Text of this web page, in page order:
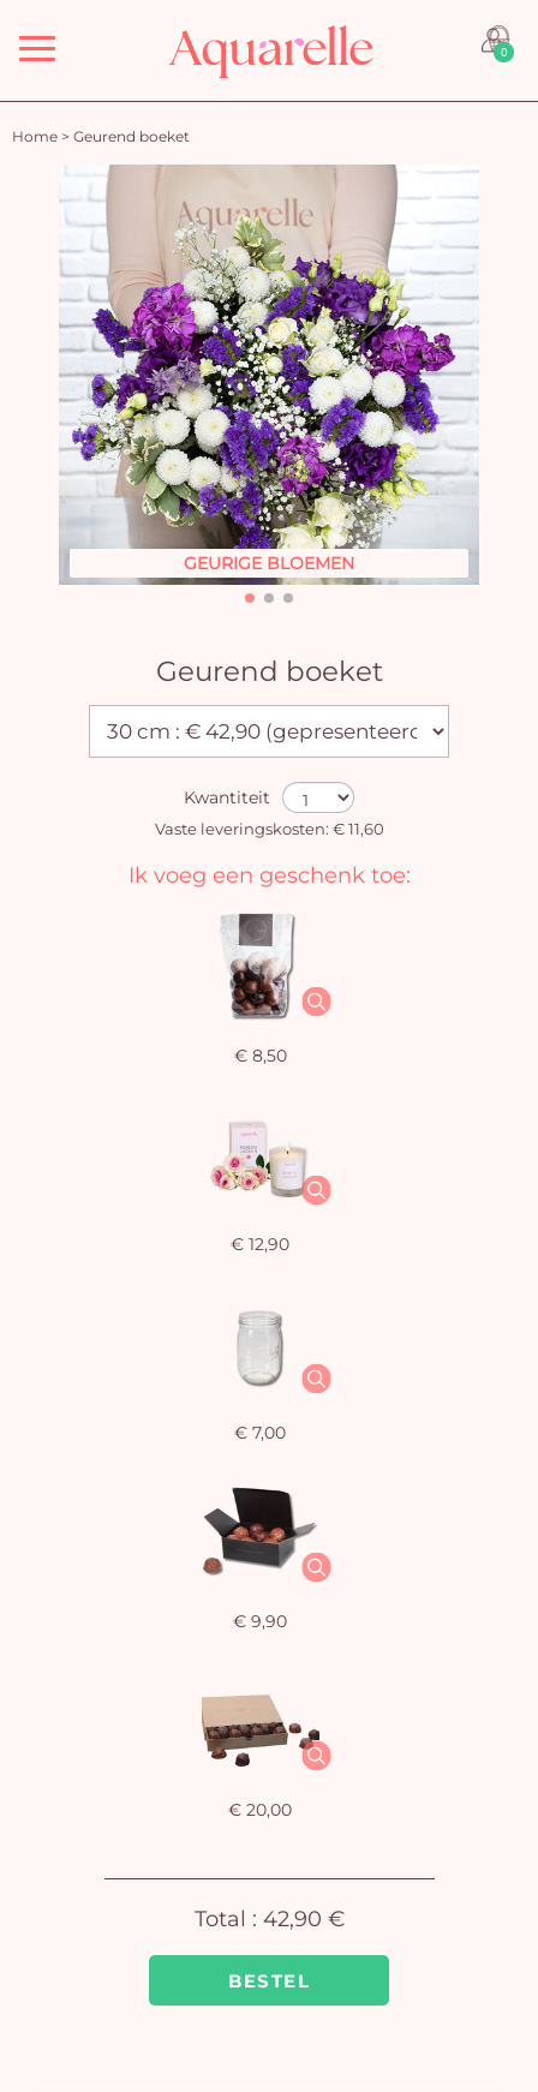
Menu 0
Home > Geurend boeket
GEURIGE BLOEMEN
Geurend boeket
Kwantiteit
Vaste leveringskosten: € 11,60
BESTEL
Ik voeg een geschenk toe:
€ 8,50
€ 12,90
€ 7,00
€ 9,90
€ 20,00
Total : 42,90 €